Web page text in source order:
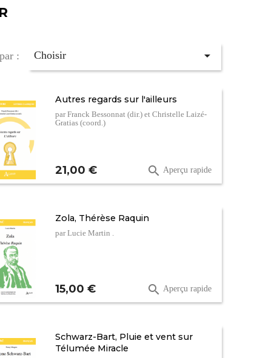
: Choisir 
Autres regards sur l'ailleurs
par Franck Bessonnat (dir.) et Christelle Laizé-
Gratias (coord.)
Prix
21,00 €  Aperçu rapide
Zola, Thérèse Raquin
par Lucie Martin .
Prix
15,00 €  Aperçu rapide
Schwarz-Bart, Pluie et vent sur
Télumée Miracle